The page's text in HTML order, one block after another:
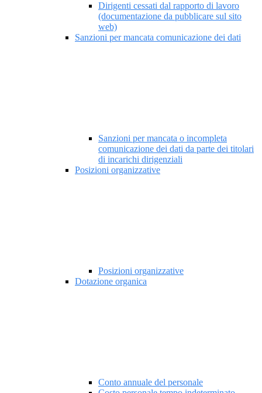
Dirigenti cessati dal rapporto di lavoro
(documentazione da pubblicare sul sito
web)
Sanzioni per mancata comunicazione dei dati
Sanzioni per mancata o incompleta
comunicazione dei dati da parte dei titolari
di incarichi dirigenziali
Posizioni organizzative
Posizioni organizzative
Dotazione organica
Conto annuale del personale